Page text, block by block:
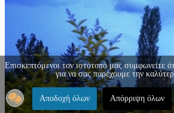
Επισκεπτόμενοι τον ιστότοπό μας συμφωνείτε
για να σας παρέχουμε την
Αποδοχή όλων Απόρριψη όλων